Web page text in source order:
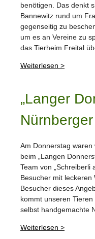
benötigen. Das denkt
Bannewitz rund um
gegenseitig zu
um es an Vereine zu
das Tierheim Freital
Weiterlesen >
„Langer
Am Donnerstag
beim „Langen
Team von „Schreiberli
Besucher mit leckeren
Besucher dieses
kommt unseren
selbst handgemachte
Weiterlesen >